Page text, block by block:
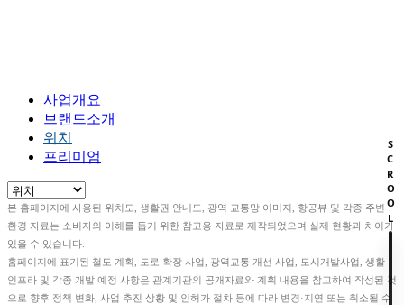
사업개요
브랜드소개
위치
프리미엄
본 홈페이지에 사용된 위치도, 생활권 안내도, 광역 교통망 이미지, 항공뷰 및 각종 주변
환경 자료는 소비자의 이해를 돕기 위한 참고용 자료로 제작되었으며 실제 현황과 차이가
있을 수 있습니다.
홈페이지에 표기된 철도 계획, 도로 확장 사업, 광역교통 개선 사업, 도시개발사업, 생활
인프라 및 각종 개발 예정 사항은 관계기관의 공개자료와 계획 내용을 참고하여 작성된 것
으로 향후 정책 변화, 사업 추진 상황 및 인허가 절차 등에 따라 변경·지연 또는 취소될 수
SCROOL